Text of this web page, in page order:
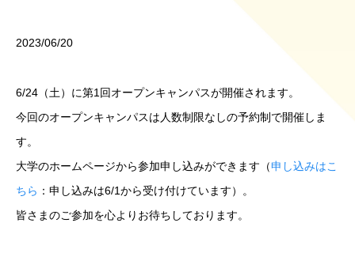
2023/06/20
6/24（土）に第1回オープンキャンパスが開催されます。
今回のオープンキャンパスは人数制限なしの予約制で開催しま
す。
大学のホームページから参加申し込みができます（申し込みはこ
ちら ：申し込みは6/1から受け付けています）。
皆さまのご参加を心よりお待ちしております。